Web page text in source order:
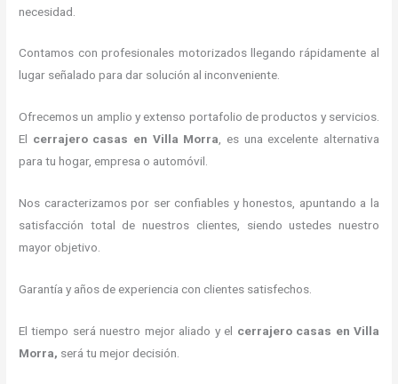
necesidad.
Contamos con profesionales motorizados llegando rápidamente al
lugar señalado para dar solución al inconveniente.
Ofrecemos un amplio y extenso portafolio de productos y servicios.
El cerrajero casas en Villa Morra, es una excelente alternativa
para tu hogar, empresa o automóvil.
Nos caracterizamos por ser confiables y honestos, apuntando a la
satisfacción total de nuestros clientes, siendo ustedes nuestro
mayor objetivo.
Garantía y años de experiencia con clientes satisfechos.
El tiempo será nuestro mejor aliado y el cerrajero casas en Villa
Morra, será tu mejor decisión.